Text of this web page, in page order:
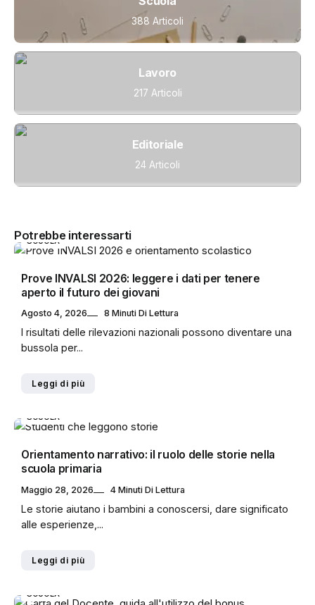
388 Articoli
Lavoro
217 Articoli
Editoriale
24 Articoli
Potrebbe interessarti
SCUOLA
Prove INVALSI 2026: leggere i dati per tenere
aperto il futuro dei giovani
Agosto 4, 2026 8 Minuti Di Lettura
I risultati delle rilevazioni nazionali possono diventare una
bussola per...
Leggi di più
SCUOLA
Orientamento narrativo: il ruolo delle storie nella
scuola primaria
Maggio 28, 2026 4 Minuti Di Lettura
Le storie aiutano i bambini a conoscersi, dare significato
alle esperienze,...
Leggi di più
SCUOLA